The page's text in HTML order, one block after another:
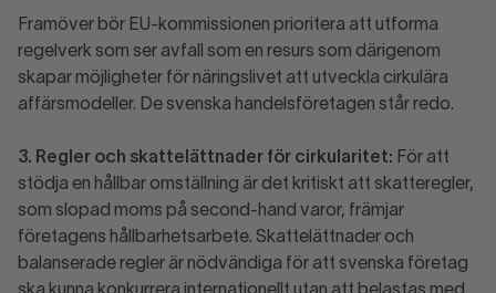
Framöver bör EU-kommissionen prioritera att utforma
regelverk som ser avfall som en resurs som därigenom
skapar möjligheter för näringslivet att utveckla cirkulära
affärsmodeller. De svenska handelsföretagen står redo.
3. Regler och skattelättnader för cirkularitet: För att
stödja en hållbar omställning är det kritiskt att skatteregler,
som slopad moms på second-hand varor, främjar
företagens hållbarhetsarbete. Skattelättnader och
balanserade regler är nödvändiga för att svenska företag